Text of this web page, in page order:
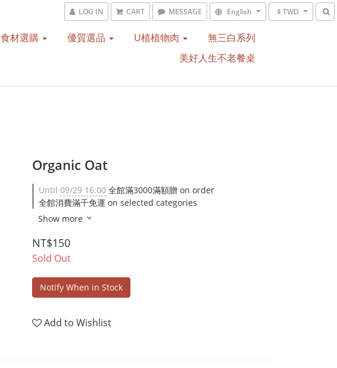
LOG IN CART MESSAGE English $ TWD
食材選購 優質選品 U植植物肉
無三白系列
美好人生不老餐桌
Organic Oat
Until 09/29 16:00 全館滿3000滿額贈 on order
全館消費滿千免運 on selected categories
Show more
NT$150
Sold Out
Notify When in Stock
Add to Wishlist